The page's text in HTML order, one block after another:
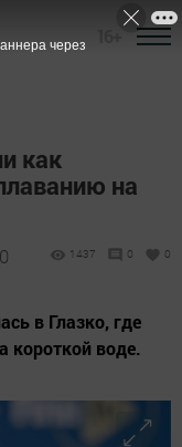
как
на
1437 0 0
в Глазко, где
короткой воде.
через